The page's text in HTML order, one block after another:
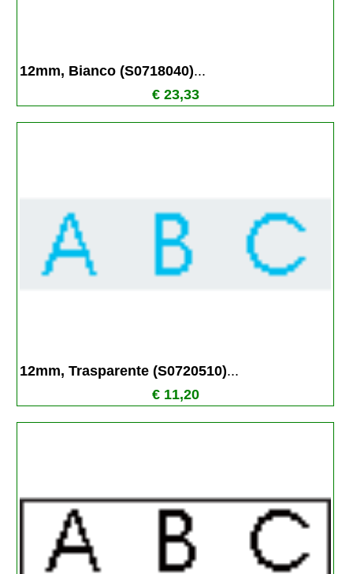
12mm, Bianco (S0718040)...
€ 23,33
12mm, Trasparente (S0720510)...
€ 11,20